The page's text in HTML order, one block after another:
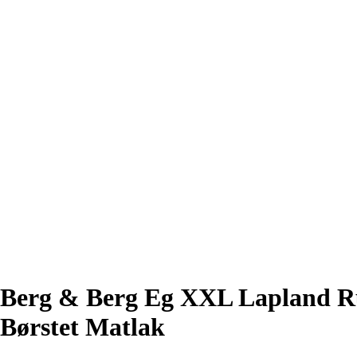
Berg & Berg Eg XXL Lapland
Børstet Matlak